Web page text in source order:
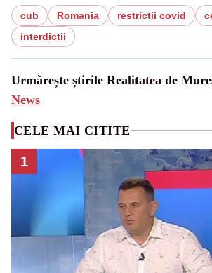
cub Romania restrictii covid
interdictii
Urmărește știrile Realitatea de
News
CELE MAI CITITE
1